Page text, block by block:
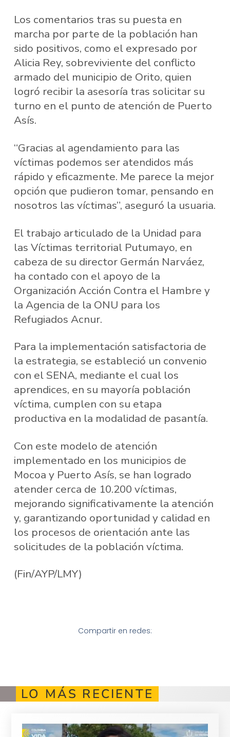
Los comentarios tras su puesta en
marcha por parte de la población han
sido positivos, como el expresado por
Alicia Rey, sobreviviente del conflicto
armado del municipio de Orito, quien
logró recibir la asesoría tras solicitar su
turno en el punto de atención de Puerto
Asís.
“Gracias al agendamiento para las
víctimas podemos ser atendidos más
rápido y eficazmente. Me parece la mejor
opción que pudieron tomar, pensando en
nosotros las víctimas”, aseguró la usuaria.
El trabajo articulado de la Unidad para
las Víctimas territorial Putumayo, en
cabeza de su director Germán Narváez,
ha contado con el apoyo de la
Organización Acción Contra el Hambre y
la Agencia de la ONU para los
Refugiados Acnur.
Para la implementación satisfactoria de
la estrategia, se estableció un convenio
con el SENA, mediante el cual los
aprendices, en su mayoría población
víctima, cumplen con su etapa
productiva en la modalidad de pasantía.
Con este modelo de atención
implementado en los municipios de
Mocoa y Puerto Asís, se han logrado
atender cerca de 10.200 víctimas,
mejorando significativamente la atención
y, garantizando oportunidad y calidad en
los procesos de orientación ante las
solicitudes de la población víctima.
(Fin/AYP/LMY)
Compartir en redes:
LO MÁS RECIENTE